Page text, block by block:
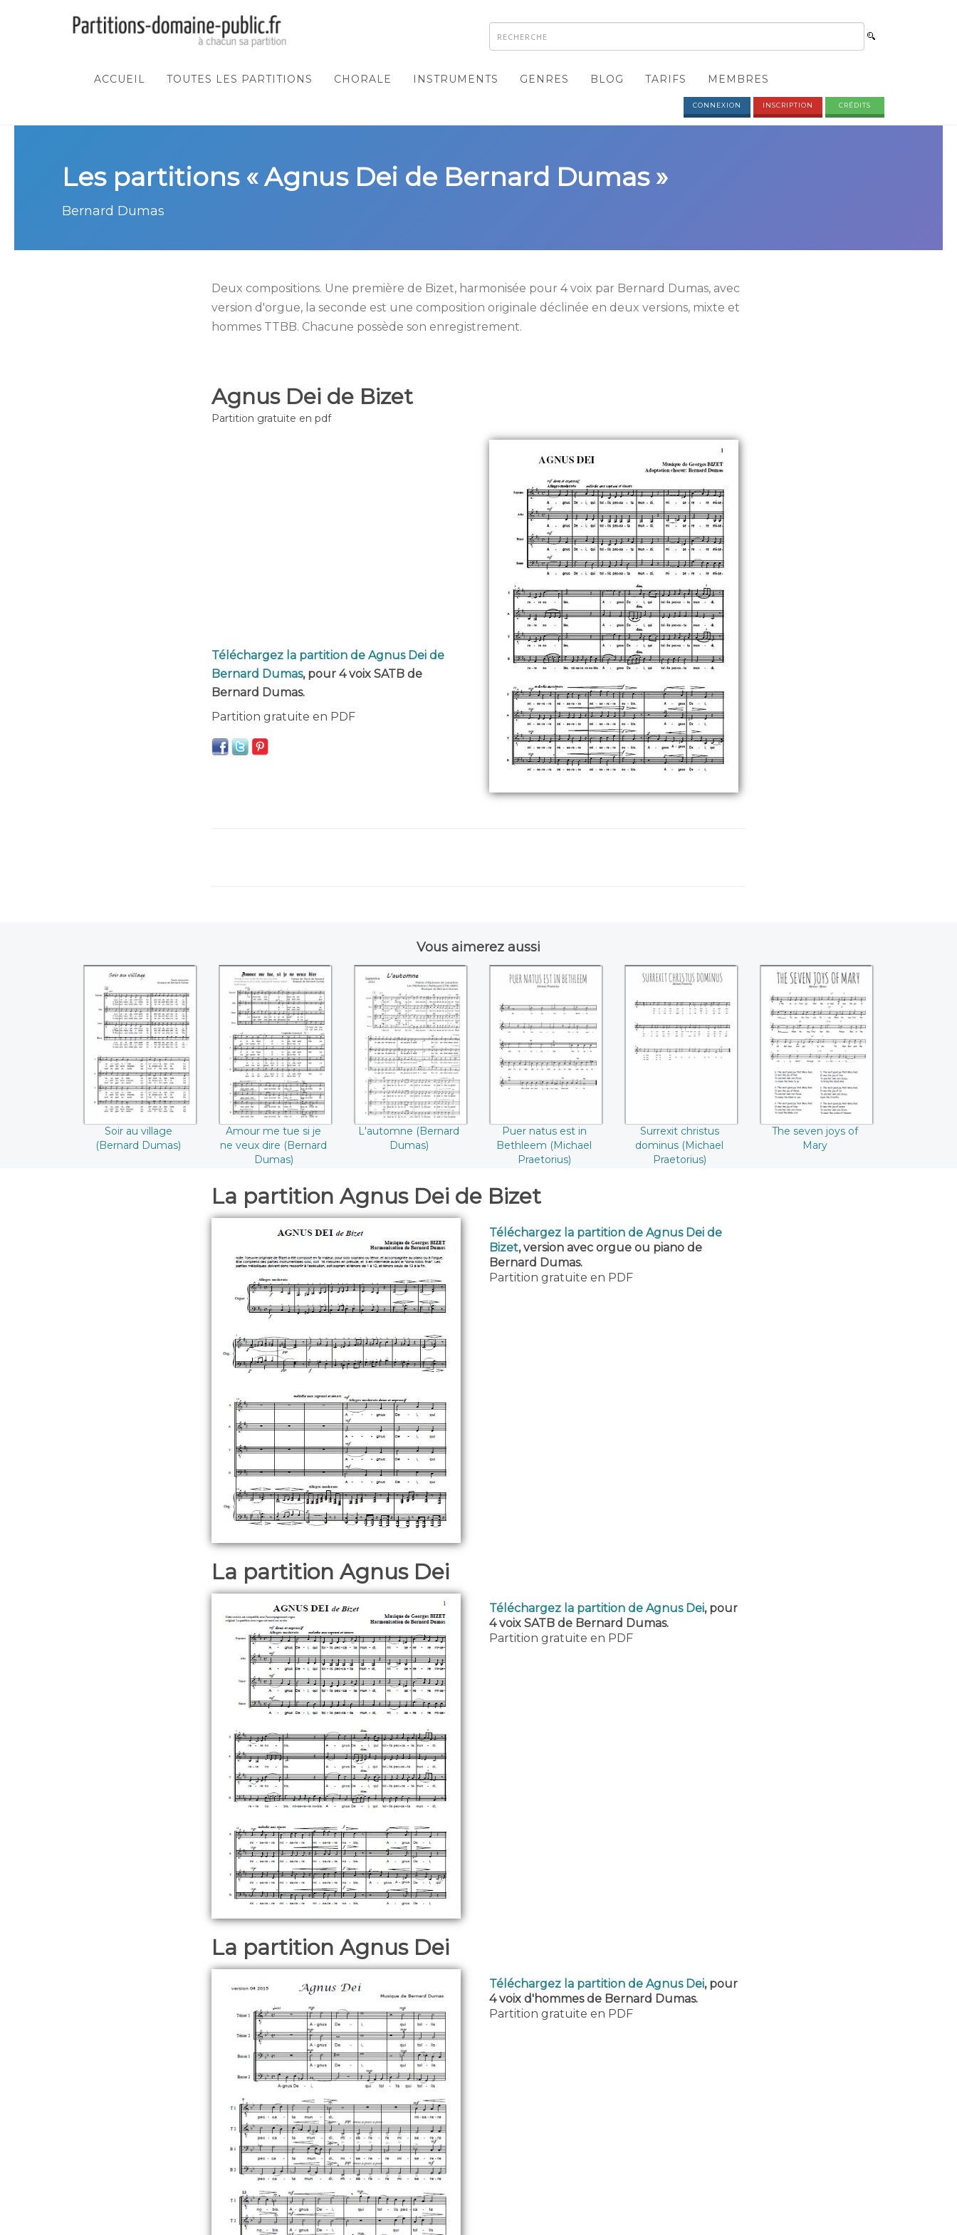
ACCUEIL TOUTES LES PARTITIONS CHORALE INSTRUMENTS GENRES BLOG TARIFS MEMBRES
CONNEXION INSCRIPTION CRÉDITS
Les partitions « Agnus Dei de Bernard Dumas »
Bernard Dumas
Deux compositions. Une première de Bizet, harmonisée pour 4 voix par Bernard Dumas, avec
version d'orgue, la seconde est une composition originale déclinée en deux versions, mixte et
hommes TTBB. Chacune possède son enregistrement.
Agnus Dei de Bizet
Partition gratuite en pdf
Téléchargez la partition de Agnus Dei de
Bernard Dumas, pour 4 voix SATB de
Bernard Dumas.
Partition gratuite en PDF
Vous aimerez aussi
Soir au village
((Bernard Dumas))
Soir au village
(Bernard Dumas)
Amour me tue si je
ne veux dire
((Bernard Dumas))
Amour me tue si je
ne veux dire (Bernard
Dumas)
L'automne
((Bernard Dumas))
L'automne (Bernard
Dumas)
Puer natus est in
Bethleem (Michael
Praetorius)
Puer natus est in
Bethleem (Michael
Praetorius)
Surrexit christus
dominus (Michael
Praetorius)
Surrexit christus
dominus (Michael
Praetorius)
The seven joys of
Mary
The seven joys of
Mary
La partition Agnus Dei de Bizet
Téléchargez la partition de Agnus Dei de
Bizet, version avec orgue ou piano de
Bernard Dumas.
Partition gratuite en PDF
La partition Agnus Dei
Téléchargez la partition de Agnus Dei, pour
4 voix SATB de Bernard Dumas.
Partition gratuite en PDF
La partition Agnus Dei
Téléchargez la partition de Agnus Dei, pour
4 voix d'hommes de Bernard Dumas.
Partition gratuite en PDF